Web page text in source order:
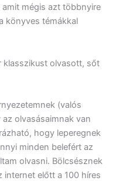
mégis azt többnyire
könyves témákkal
klasszikust olvasott, sőt
(valós
olvasásaimnak van
hogy leperegnek
minden belefért az
olvasni. Bölcsésznek
előtt a 100 híres